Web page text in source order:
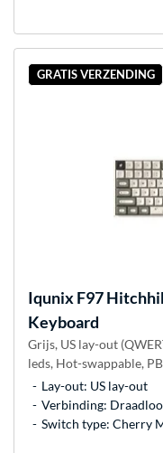
GRATIS VERZENDING
IqunixF97
Keyboard
Grijs, US lay-out
leds, Hot-swappable,
Lay-out: US lay-out
Verbinding:
Switch type: Cherry